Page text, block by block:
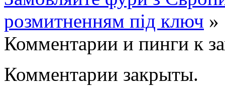
розмитненням під ключ »
Комментарии и пинги к
Комментарии закрыты.